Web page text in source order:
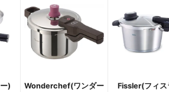
)
Wonderchef(ワンダー
Fissler(フィス